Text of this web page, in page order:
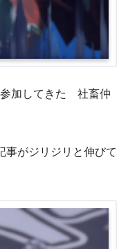
参加してきた 社畜仲
事がジリジリと伸びて